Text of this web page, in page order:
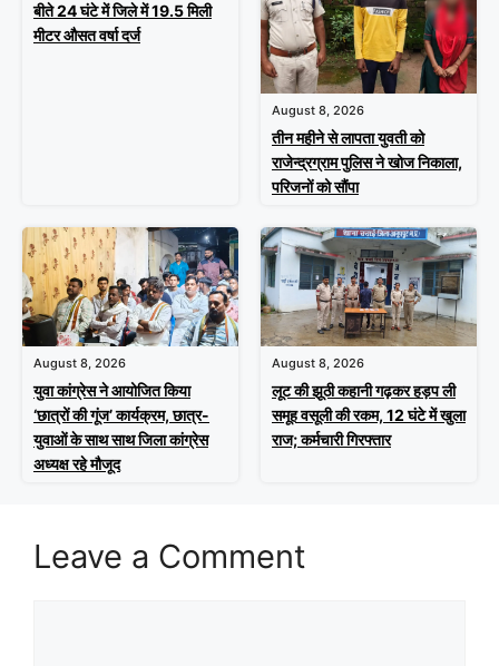
बीते 24 घंटे में जिले में 19.5 मिली
मीटर औसत वर्षा दर्ज
August 8, 2026
तीन महीने से लापता युवती को
राजेन्द्रग्राम पुलिस ने खोज निकाला,
परिजनों को सौंपा
August 8, 2026
युवा कांग्रेस ने आयोजित किया
‘छात्रों की गूंज’ कार्यक्रम, छात्र-
युवाओं के साथ साथ जिला कांग्रेस
अध्यक्ष रहे मौजूद
August 8, 2026
लूट की झूठी कहानी गढ़कर हड़प ली
समूह वसूली की रकम, 12 घंटे में खुला
राज; कर्मचारी गिरफ्तार
Leave a Comment